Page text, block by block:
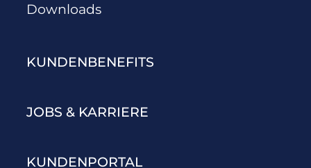
Downloads
KUNDENBENEFITS
JOBS & KARRIERE
KUNDENPORTAL